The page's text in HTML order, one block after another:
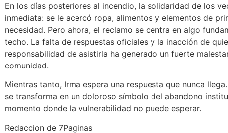
En los días posteriores al incendio, la solidaridad de los
inmediata: se le acercó ropa, alimentos y elementos de
necesidad. Pero ahora, el reclamo se centra en algo
techo. La falta de respuestas oficiales y la inacción de
responsabilidad de asistirla ha generado un fuerte
comunidad.
Mientras tanto, Irma espera una respuesta que nunca
se transforma en un doloroso símbolo del abandono
momento donde la vulnerabilidad no puede esperar.
Redaccion de 7Paginas